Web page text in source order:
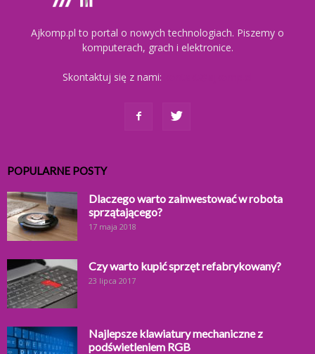
Ajkomp.pl to portal o nowych technologiach. Piszemy o
komputerach, grach i elektronice.
Skontaktuj się z nami:
POPULARNE POSTY
Dlaczego warto zainwestować w robota
sprzątającego?
17 maja 2018
Czy warto kupić sprzęt refabrykowany?
23 lipca 2017
Najlepsze klawiatury mechaniczne z
podświetleniem RGB